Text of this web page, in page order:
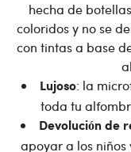
hecha de
coloridos y no se
con tintas a base
Lujoso: la
toda tu
Devolución de
apoyar a los